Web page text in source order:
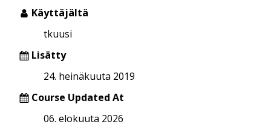
Käyttäjältä
tkuusi
Lisätty
24. heinäkuuta 2019
Course Updated At
06. elokuuta 2026